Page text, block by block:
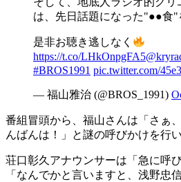
は、先日話題になった"●●食"
是非お聴き逃しなく
https://t.co/LHkOnpgFA5
#BROS1991 pic.twitter.com/
— 福山雅治 (@BROS_1991)
番組冒頭から、福山さんは「さぁ
んばんは！」と謎の呼びかけを行い
荘口彰久アナウンサーは「急に呼
「なんでかと言いますと、浅野忠